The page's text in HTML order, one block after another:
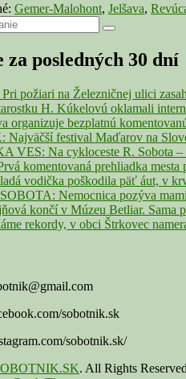
Gemer-Malohont, Jelšava,
Search
posledných 30 dní
požiari na Železničnej ulici
H. Kúkelovú oklamali
organizuje bezplatnú
festival Maďarov na
VES: Na cykloceste R. Sobota –
komentovaná prehliadka
vodička poškodila päť áut, v
Nemocnica pozýva
končí v Múzeu Betliar. Sama
rekordy, v obci Štrkovec
sobotnik.sk
sobotnik.sk/
. All Rights